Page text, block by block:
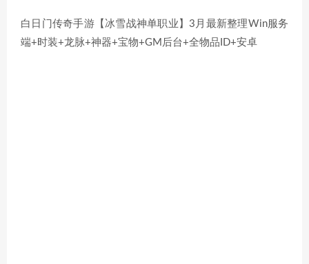
白日门传奇手游【冰雪战神单职业】3月最新整理Win服务
端+时装+龙脉+神器+宝物+GM后台+全物品ID+安卓